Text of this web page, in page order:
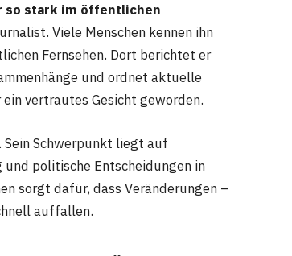
so stark im öffentlichen
Viele Menschen kennen ihn
Fernsehen. Dort berichtet er
und ordnet aktuelle
vertrautes Gesicht geworden.
Schwerpunkt liegt auf
politische Entscheidungen in
sorgt dafür, dass Veränderungen –
auffallen.